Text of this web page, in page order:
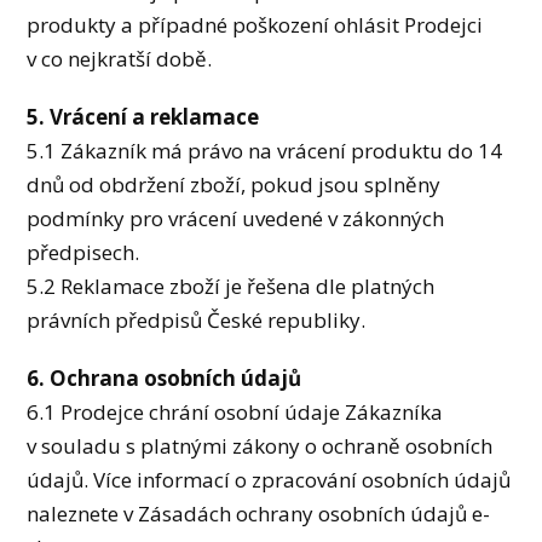
produkty a případné poškození ohlásit Prodejci
v co nejkratší době.
5. Vrácení a reklamace
5.1 Zákazník má právo na vrácení produktu do 14
dnů od obdržení zboží, pokud jsou splněny
podmínky pro vrácení uvedené v zákonných
předpisech.
5.2 Reklamace zboží je řešena dle platných
právních předpisů České republiky.
6. Ochrana osobních údajů
6.1 Prodejce chrání osobní údaje Zákazníka
v souladu s platnými zákony o ochraně osobních
údajů. Více informací o zpracování osobních údajů
naleznete v Zásadách ochrany osobních údajů e-